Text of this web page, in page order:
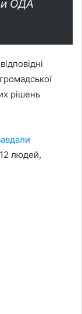
ОДА
рішень
людей,